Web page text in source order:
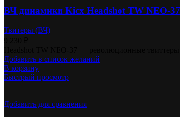
ВЧ динамики Kicx Headshot TW NEO-37
Твитеры (ВЧ)
Добавить в список желаний
В корзину
Быстрый просмотр
Добавить для сравнения